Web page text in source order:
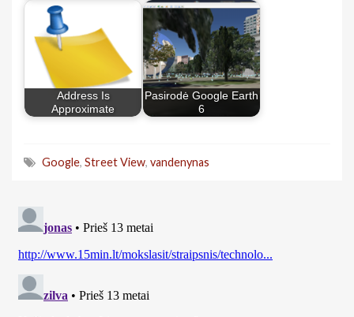
Address Is
Approximate
Pasirodė Google Earth
6
Google, Street View, vandenynas